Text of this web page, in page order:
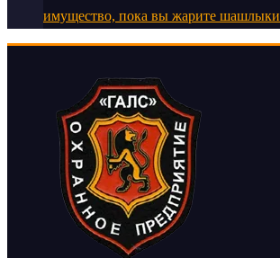
имущество, пока вы жарите шашлыки